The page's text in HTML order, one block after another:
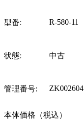
型番: R-580-11
状態: 中古
管理番号: ZK002604
本体価格（税込）